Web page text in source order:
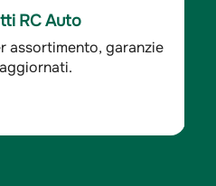
RC Auto
soddisfazione dei
solida ed affidabile e
sono assolutamente
- Indagine Doxa*